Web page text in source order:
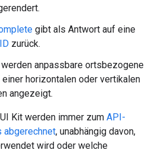
gibt als Antwort auf eine
zurück.
werden anpassbare ortsbezogene
horizontalen oder vertikalen
angezeigt.
Kit werden immer zum API-
abgerechnet, unabhängig davon,
wird oder welche